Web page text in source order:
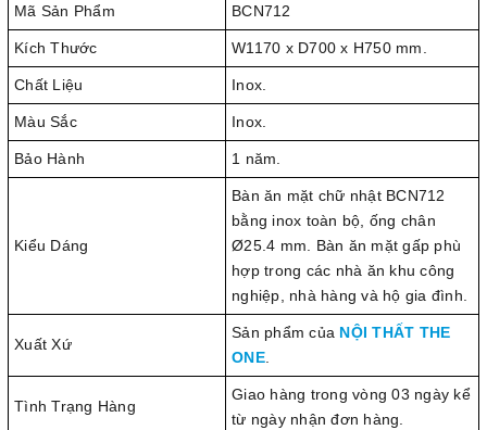
Mã Sản Phẩm BCN712
Kích Thước W1170 x D700 x H750 mm.
Chất Liệu Inox.
Màu Sắc Inox.
Bảo Hành 1 năm.
Kiểu Dáng
Bàn ăn mặt chữ nhật BCN712
bằng inox toàn bộ, ống chân
Ø25.4 mm. Bàn ăn mặt gấp phù
hợp trong các nhà ăn khu công
nghiệp, nhà hàng và hộ gia đình.
Xuất Xứ
Sản phẩm của NỘI THẤT THE
ONE.
Tình Trạng Hàng
Giao hàng trong vòng 03 ngày kể
từ ngày nhận đơn hàng.